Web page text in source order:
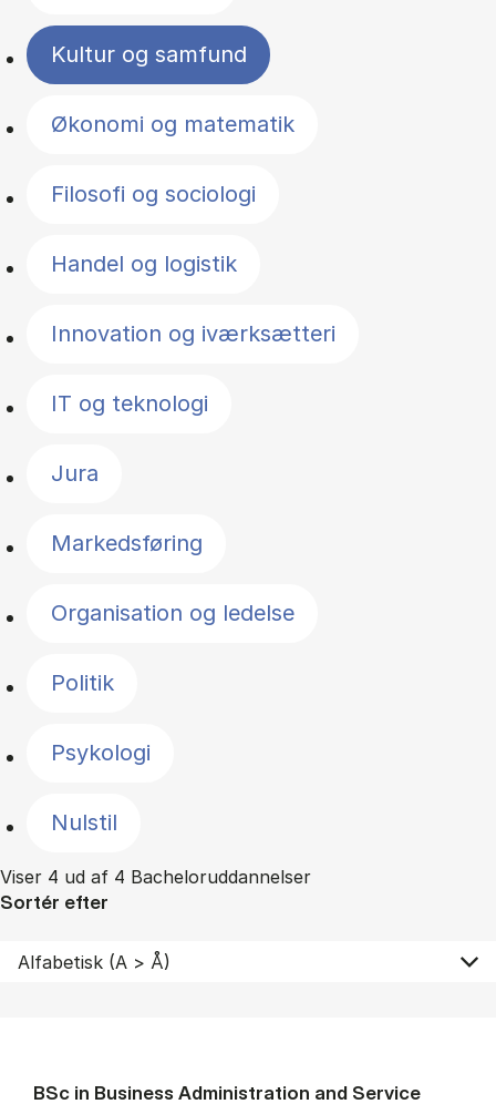
Kultur og samfund
Økonomi og matematik
Filosofi og sociologi
Handel og logistik
Innovation og iværksætteri
IT og teknologi
Jura
Markedsføring
Organisation og ledelse
Politik
Psykologi
Nulstil
Viser 4 ud af 4 Bacheloruddannelser
Sortér efter
BSc in Busi­ness Ad­min­is­tra­tion and Ser­vice